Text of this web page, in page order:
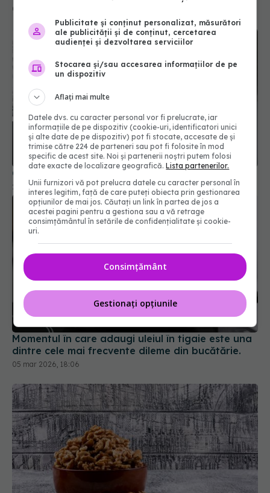
07 sep 2025, 09:30
Cât de des trebuie să schimbi lenjeria de pat?
27 dec 2025, 11:52
Momentul în care adaugi uleiul în tigaie este una
dintre cele mai frecvente dileme din bucătărie.
05 mar 2026, 18:06
Publicitate și conținut personalizat, măsurători
ale publicității și de conținut, cercetarea
audienței și dezvoltarea serviciilor
Stocarea și/sau accesarea informațiilor de pe
un dispozitiv
Aflați mai multe
Datele dvs. cu caracter personal vor fi prelucrate, iar
informațiile de pe dispozitiv (cookie-uri, identificatori unici
și alte date de pe dispozitiv) pot fi stocate, accesate de și
trimise către 224 de parteneri sau pot fi folosite în mod
specific de acest site. Noi și partenerii noștri putem folosi
date exacte de localizare geografică.Lista partenerilor.
Unii furnizori vă pot prelucra datele cu caracter personal în
interes legitim, față de care puteți obiecta prin gestionarea
opțiunilor de mai jos. Căutați un link în partea de jos a
acestei pagini pentru a gestiona sau a vă retrage
consimțământul în setările de confidențialitate și cookie-
uri.
Consimțământ
Gestionați opțiunile